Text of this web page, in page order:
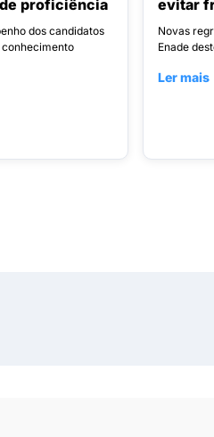
proficiência
dos candidatos
conhecimento
evitar
Novas
Enade
Ler mais